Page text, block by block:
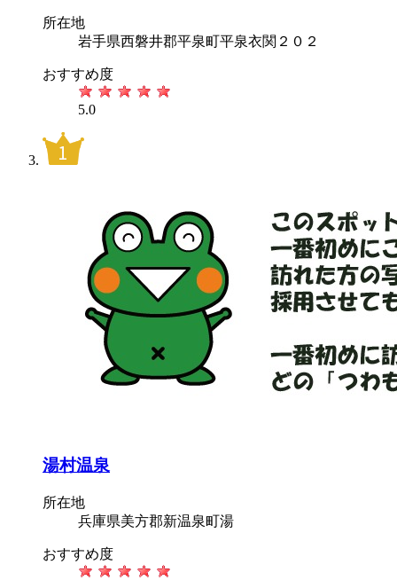
所在地
岩手県西磐井郡平泉町平泉衣関２０２
おすすめ度
5.0
湯村温泉
所在地
兵庫県美方郡新温泉町湯
おすすめ度